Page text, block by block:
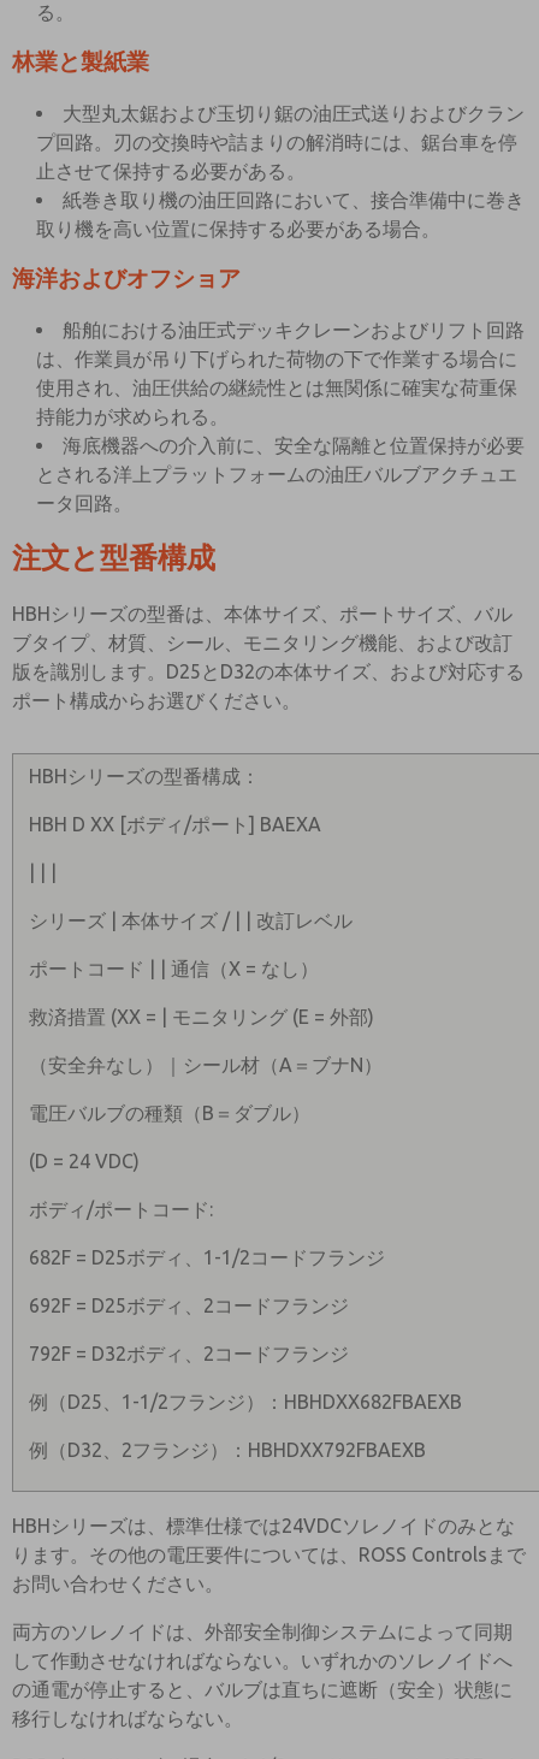
る。
林業と製紙業
大型丸太鋸および玉切り鋸の油圧式送りおよびクラン
プ回路。刃の交換時や詰まりの解消時には、鋸台車を停
止させて保持する必要がある。
紙巻き取り機の油圧回路において、接合準備中に巻き
取り機を高い位置に保持する必要がある場合。
海洋およびオフショア
船舶における油圧式デッキクレーンおよびリフト回路
は、作業員が吊り下げられた荷物の下で作業する場合に
使用され、油圧供給の継続性とは無関係に確実な荷重保
持能力が求められる。
海底機器への介入前に、安全な隔離と位置保持が必要
とされる洋上プラットフォームの油圧バルブアクチュエ
ータ回路。
注文と型番構成
HBHシリーズの型番は、本体サイズ、ポートサイズ、バル
ブタイプ、材質、シール、モニタリング機能、および改訂
版を識別します。D25とD32の本体サイズ、および対応する
ポート構成からお選びください。
HBHシリーズの型番構成：
HBH D XX [ボディ/ポート] BAEXA
シリーズ | 本体サイズ / | | 改訂レベル
ポートコード | | 通信（X = なし）
救済措置 (XX = | モニタリング (E = 外部)
（安全弁なし）｜シール材（A＝ブナN）
電圧バルブの種類（B＝ダブル）
(D = 24 VDC)
ボディ/ポートコード:
682F = D25ボディ、1-1/2コードフランジ
692F = D25ボディ、2コードフランジ
792F = D32ボディ、2コードフランジ
例（D25、1-1/2フランジ）：HBHDXX682FBAEXB
例（D32、2フランジ）：HBHDXX792FBAEXB
HBHシリーズは、標準仕様では24VDCソレノイドのみとな
ります。その他の電圧要件については、ROSS Controlsまで
お問い合わせください。
両方のソレノイドは、外部安全制御システムによって同期
して作動させなければならない。いずれかのソレノイドへ
の通電が停止すると、バルブは直ちに遮断（安全）状態に
移行しなければならない。